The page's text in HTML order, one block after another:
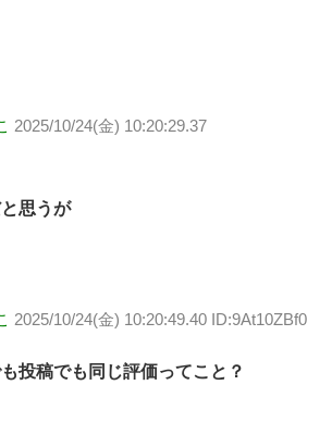
2025/10/24(金) 10:20:29.37
思うが
2025/10/24(金) 10:20:49.40 ID:9At10ZBf0
投稿でも同じ評価ってこと？